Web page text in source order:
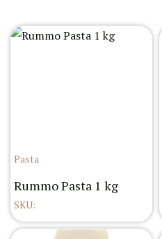
Pasta
Rummo Pasta 1 kg
SKU: